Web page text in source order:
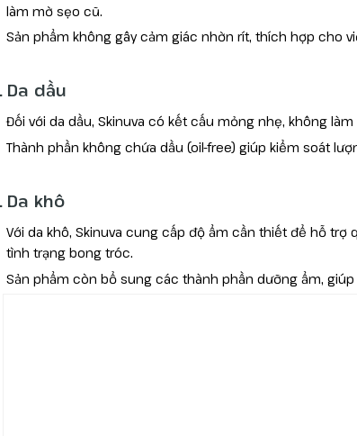
làm mờ sẹo cũ.
Sản phẩm không gây cảm giác nhờn rít, thích hợp cho
Da dầu
Đối với da dầu, Skinuva có kết cấu mỏng nhẹ, không
Thành phần không chứa dầu (oil-free) giúp kiểm soát
Da khô
Với da khô, Skinuva cung cấp độ ẩm cần thiết để hỗ
tình trạng bong tróc.
Sản phẩm còn bổ sung các thành phần dưỡng ẩm,